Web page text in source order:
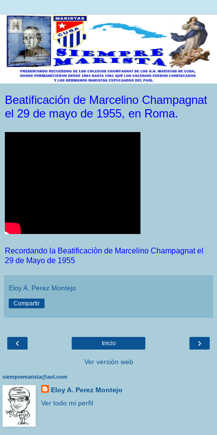
Beatificación de Marcelino Champagnat
el 29 de mayo de 1955, en Roma.
Recordando la Beatificaciòn de Marcelino Champagnat el
29 de Mayo de 1955
Eloy A. Perez Montejo
Compartir
‹ ›
Inicio
Ver versión web
siempremarista@aol.com
Eloy A. Perez Montejo
Ver todo mi perfil